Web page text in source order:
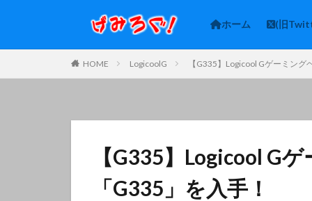
ホーム (旧
HOME LogicoolG 【G335】Logicool Gゲーミン
【G335】Logicool G
「G335」を入手！